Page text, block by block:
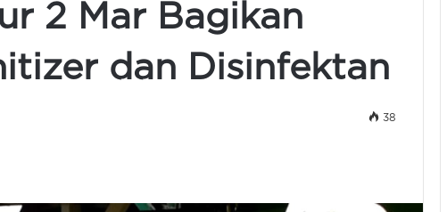
2 Mar Bagikan
dan Disinfektan
38